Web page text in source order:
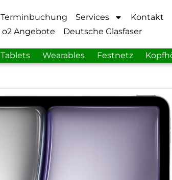
Terminbuchung Services
Kontakt
o2 Angebote Deutsche Glasfaser
Tablets Wearables Festnetz